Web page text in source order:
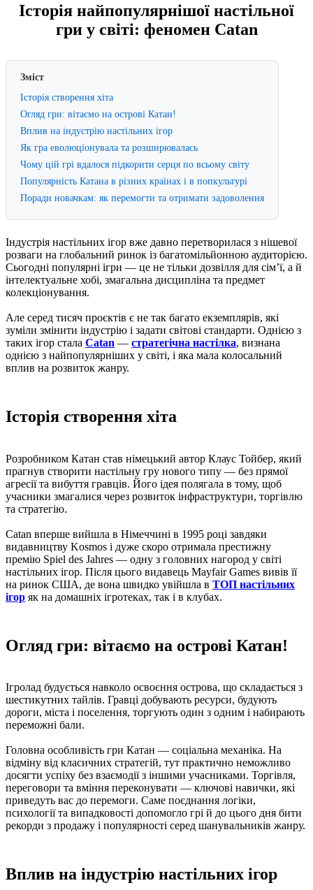
Історія найпопулярнішої настільної
гри у світі: феномен Catan
Зміст
Історія створення хіта
Огляд гри: вітаємо на острові Катан!
Вплив на індустрію настільних ігор
Як гра еволюціонувала та розширювалась
Чому цій грі вдалося підкорити серця по всьому світу
Популярність Катана в різних країнах і в попкультурі
Поради новачкам: як перемогти та отримати задоволення
Індустрія настільних ігор вже давно перетворилася з нішевої
розваги на глобальний ринок із багатомільйонною аудиторією.
Сьогодні популярні ігри — це не тільки дозвілля для сім’ї, а й
інтелектуальне хобі, змагальна дисципліна та предмет
колекціонування.
Але серед тисяч проєктів є не так багато екземплярів, які
зуміли змінити індустрію і задати світові стандарти. Однією з
таких ігор стала Catan — стратегічна настілка, визнана
однією з найпопулярніших у світі, і яка мала колосальний
вплив на розвиток жанру.
Історія створення хіта
Розробником Катан став німецький автор Клаус Тойбер, який
прагнув створити настільну гру нового типу — без прямої
агресії та вибуття гравців. Його ідея полягала в тому, щоб
учасники змагалися через розвиток інфраструктури, торгівлю
та стратегію.
Catan вперше вийшла в Німеччині в 1995 році завдяки
видавництву Kosmos і дуже скоро отримала престижну
премію Spiel des Jahres — одну з головних нагород у світі
настільних ігор. Після цього видавець Mayfair Games вивів її
на ринок США, де вона швидко увійшла в ТОП настільних
ігор як на домашніх ігротеках, так і в клубах.
Огляд гри: вітаємо на острові Катан!
Ігролад будується навколо освоєння острова, що складається з
шестикутних тайлів. Гравці добувають ресурси, будують
дороги, міста і поселення, торгують один з одним і набирають
переможні бали.
Головна особливість гри Катан — соціальна механіка. На
відміну від класичних стратегій, тут практично неможливо
досягти успіху без взаємодії з іншими учасниками. Торгівля,
переговори та вміння переконувати — ключові навички, які
приведуть вас до перемоги. Саме поєднання логіки,
психології та випадковості допомогло грі й до цього дня бити
рекорди з продажу і популярності серед шанувальників жанру.
Вплив на індустрію настільних ігор